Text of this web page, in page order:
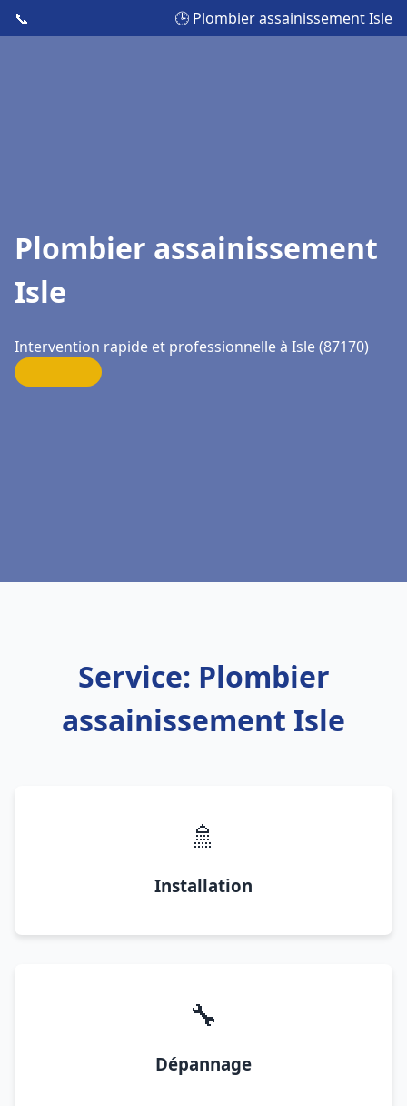
📞 🕒 Plombier assainissement Isle
Plombier assainissement
Isle
Intervention rapide et professionnelle à Isle (87170)
Service: Plombier
assainissement Isle
🚿
Installation
🔧
Dépannage